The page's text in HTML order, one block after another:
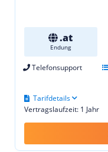
.at
Endung
Telefonsupport
Vertragslaufzeit: 1 Jahr
Tarifdetails